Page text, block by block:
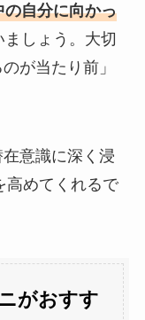
自分に向かっ
しょう。大切
が当たり前」
意識に深く浸
高めてくれるで
がおすす